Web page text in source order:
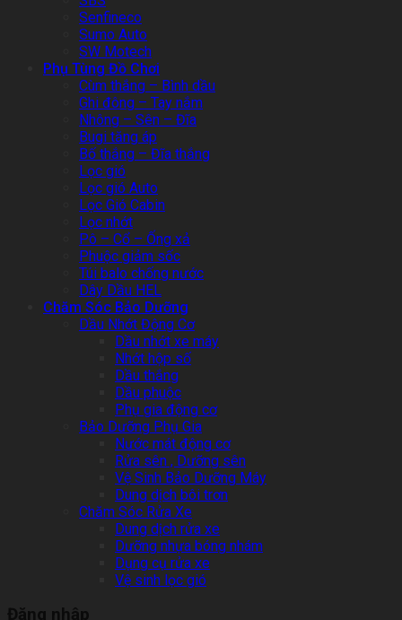
Senfineco
Sumo Auto
SW Motech
Phụ Tùng Đồ Chơi
Cùm thắng – Bình dầu
Ghi đông – Tay nắm
Nhông – Sên – Đĩa
Bugi tăng áp
Bố thắng – Đĩa thắng
Lọc gió
Lọc gió Auto
Lọc Gió Cabin
Lọc nhớt
Pô – Cổ – Ống xả
Phuộc giảm sốc
Túi balo chống nước
Dây Dầu HEL
Chăm Sóc Bảo Dưỡng
Dầu Nhớt Động Cơ
Dầu nhớt xe máy
Nhớt hộp số
Dầu thắng
Dầu phuộc
Phụ gia động cơ
Bảo Dưỡng Phụ Gia
Nước mát động cơ
Rửa sên , Dưỡng sên
Vệ Sinh Bảo Dưỡng Máy
Dung dịch bôi trơn
Chăm Sóc Rửa Xe
Dung dịch rửa xe
Dưỡng nhựa bóng nhám
Dụng cụ rửa xe
Vệ sinh lọc gió
Đăng nhập